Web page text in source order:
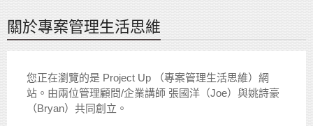
關於專案管理生活思維
您正在瀏覽的是 Project Up （專案管理生活思維）網
站。由兩位管理顧問/企業講師 張國洋（Joe）與姚詩豪
（Bryan）共同創立。